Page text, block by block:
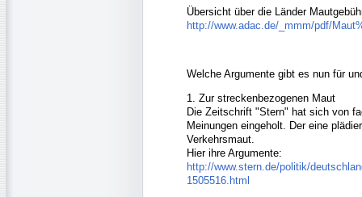
Übersicht über die Länder
http://www.adac.de/_mmm/pdf/
Welche Argumente gibt es nun für
1. Zur streckenbezogenen Maut
Die Zeitschrift "Stern" hat sich von
Meinungen eingeholt. Der eine
Verkehrsmaut.
Hier ihre Argumente:
http://www.stern.de/politik/
1505516.html